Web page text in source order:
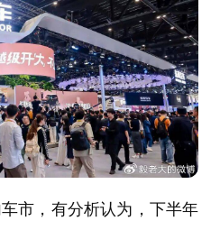
市，有分析认为，下半年